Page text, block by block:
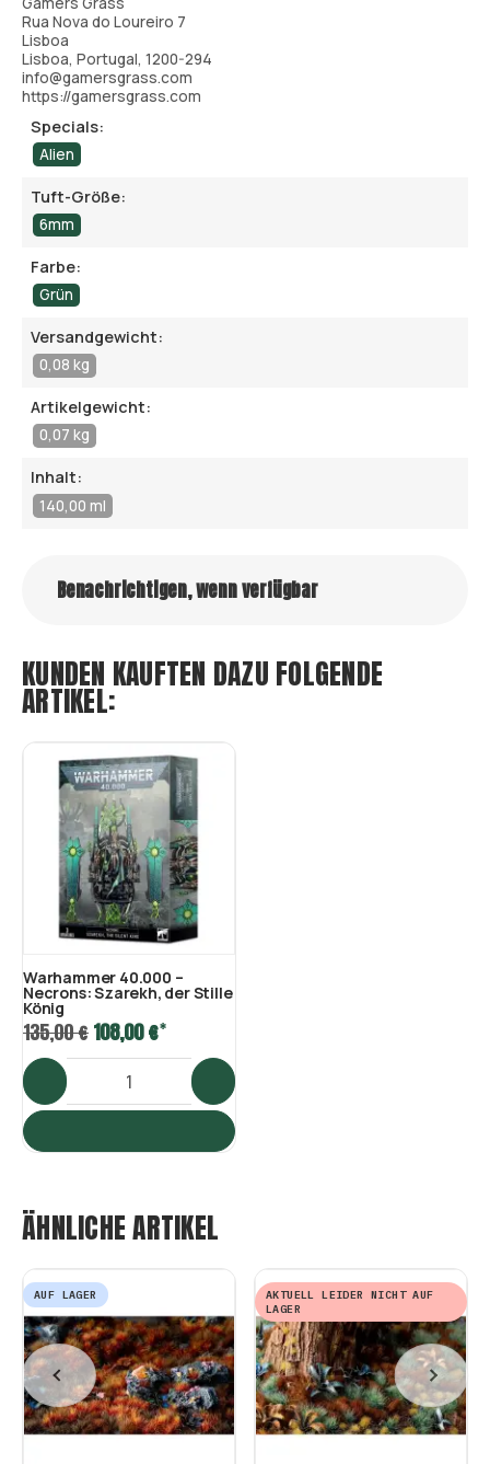
Rua Nova do Loureiro 7
Lisboa
Lisboa, Portugal, 1200-294
info@gamersgrass.com
https://gamersgrass.com
Specials:
Alien
Tuft-Größe:
6mm
Farbe:
Grün
Versandgewicht:
0,08 kg
Artikelgewicht:
0,07 kg
Inhalt:
140,00 ml
Benachrichtigen, wenn verfügbar
KUNDEN KAUFTEN DAZU FOLGENDE
ARTIKEL:
Warhammer 40.000 –
Necrons: Szarekh, der Stille
König
135,00 €108,00 €*
ÄHNLICHE ARTIKEL
AUF LAGER
AKTUELL LEIDER NICHT AUF
LAGER